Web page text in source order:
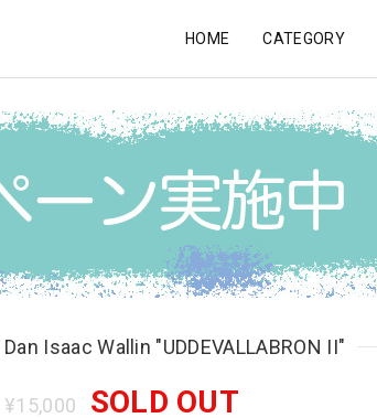
HOME CATEGORY
Dan Isaac Wallin "UDDEVALLABRON II"
¥15,000 SOLD OUT